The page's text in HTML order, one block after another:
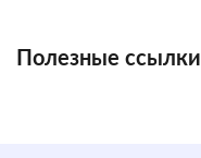
Полезные ссылки